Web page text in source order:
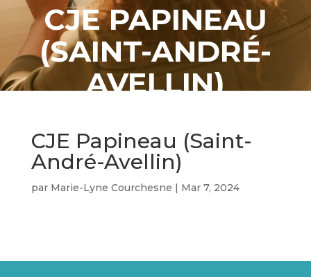
CJE PAPINEAU
(SAINT-ANDRÉ-
AVELLIN)
CJE Papineau (Saint-
André-Avellin)
par Marie-Lyne Courchesne | Mar 7, 2024